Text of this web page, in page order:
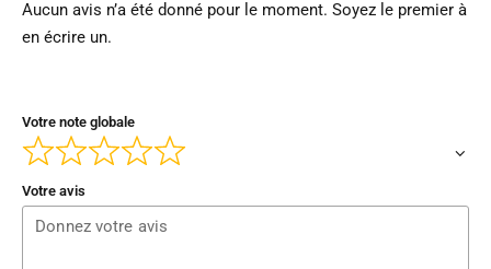
Aucun avis n’a été donné pour le moment. Soyez le premier à
en écrire un.
Votre note globale
Votre avis